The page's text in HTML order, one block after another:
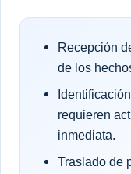
Recepción
de los
requieren
inmediata.
Traslado de